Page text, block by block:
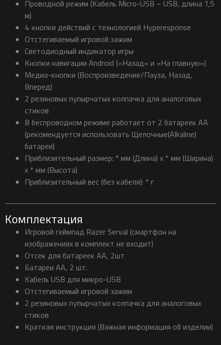
Проводной режим (Кабель Micro-USB – USB, длина 1,5
м)
4 кнопки действий с технологией Hyperesponse
Отстегиваемый игровой зажим
Светодиодный индикатор игры
Кнопки навигации Android («Назад» и «На главную»)
Медиа-кнопки (Воспроизведение/Пауза, Назад,
Вперед)
2 резиновых пупырчатых колпачка для аналоговых
стиков
В беспроводном режиме работает от 2 батареек АА
(рекомендуется использовать Щелочные(Alkaline)
батареи)
Приблизительный размер: * мм (Длина) x * мм (Ширина)
x * мм (Высота)
Приблизительный вес (без кабеля): * г
Комплектация
Игровой геймпад Razer Serval (смартфон на
изображениях в комплект не входит)
Отсек для батареек АА, 2шт
Батареи АА, 2 шт.
Кабель USB для микро-USB
Отстегиваемый игровой зажим
2 резиновых пупырчатых колпачка для аналоговых
стиков
Краткая инструкция (Важная информация об изделии)